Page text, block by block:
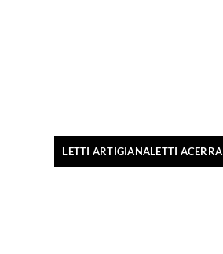
LETTI ARTIGIANALETTI ACERRA